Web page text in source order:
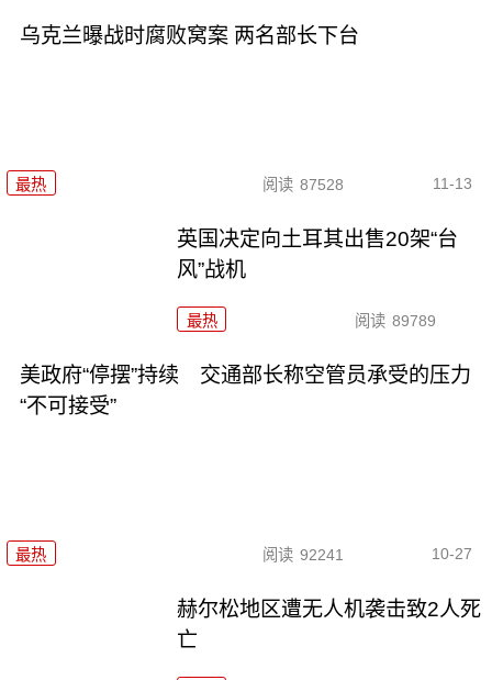
乌克兰曝战时腐败窝案 两名部长下台
最热 阅读 87528 11-13
英国决定向土耳其出售20架“台
风”战机
最热 阅读 89789
美政府“停摆”持续 交通部长称空管员承受的压力
“不可接受”
最热 阅读 92241 10-27
赫尔松地区遭无人机袭击致2人死
亡